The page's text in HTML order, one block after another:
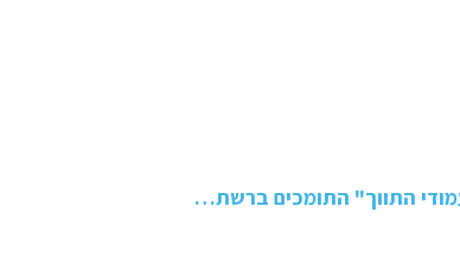
התווך" התומכים ברשת…